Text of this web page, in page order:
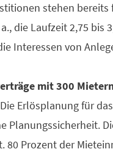
stehen
die Laufzeit 2,75
Interessen von
mit 300
Erlösplanung für
Planungssicherheit.
Prozent der